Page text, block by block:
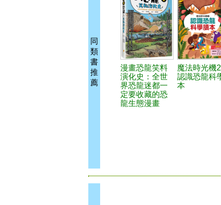
同
類
書
推
薦
漫畫恐龍笑料
演化史：全世
界恐龍迷都一
定要收藏的恐
龍生態漫畫
魔法時光機
認識恐龍科
本